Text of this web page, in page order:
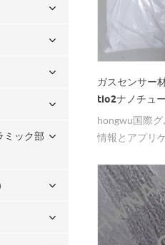
ミック部
ガスセンサー
tio2ナノチュ
hongwu国際
情報とアプリ